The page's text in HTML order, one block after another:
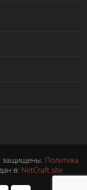
защищены. Политика
в: NetCraft.site